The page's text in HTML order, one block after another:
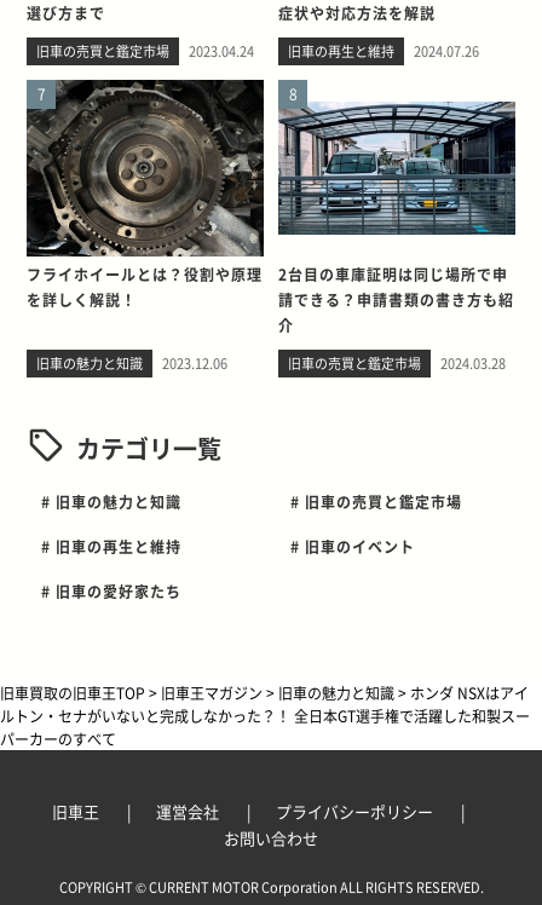
選び方まで
旧車の売買と鑑定市場 2023.04.24
症状や対応方法を解説
旧車の再生と維持 2024.07.26
7
フライホイールとは？役割や原理
を詳しく解説！
旧車の魅力と知識 2023.12.06
8
2台目の車庫証明は同じ場所で申
請できる？申請書類の書き方も紹
介
旧車の売買と鑑定市場 2024.03.28
カテゴリ一覧
# 旧車の魅力と知識 # 旧車の売買と鑑定市場
# 旧車の再生と維持 # 旧車のイベント
# 旧車の愛好家たち
旧車買取の旧車王TOP > 旧車王マガジン > 旧車の魅力と知識> ホンダ NSXはアイ
ルトン・セナがいないと完成しなかった？！ 全日本GT選手権で活躍した和製スー
パーカーのすべて
旧車王 運営会社
プライバシーポリシー
お問い合わせ
COPYRIGHT © CURRENT MOTOR Corporation ALL RIGHTS RESERVED.